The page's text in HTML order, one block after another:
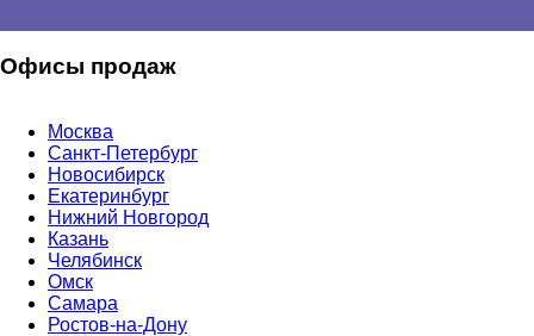
Офисы продаж
Москва
Санкт-Петербург
Новосибирск
Екатеринбург
Нижний Новгород
Казань
Челябинск
Омск
Самара
Ростов-на-Дону